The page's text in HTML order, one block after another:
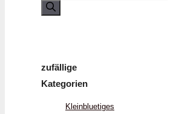
nach:
zufällige
Kategorien
Kleinbluetiges